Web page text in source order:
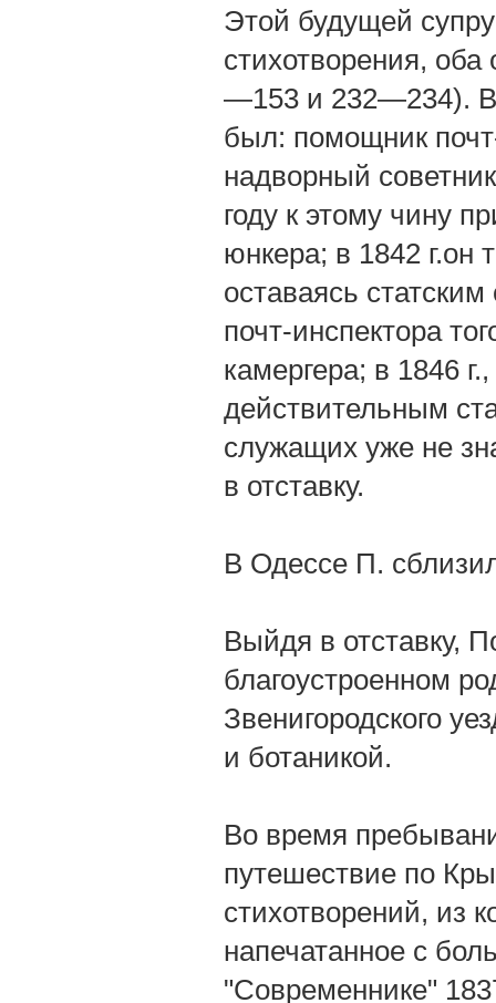
Этой будущей
стихотворения, оба
—153 и 232—234). В
был: помощник почт-
надворный
году к этому чину
юнкера; в 1842 г.он
оставаясь
почт-инспектора
камергера; в 1846
действительным
служащих уже не
в отставку.
В Одессе П.
Выйдя в отставку,
благоустроенном
Звенигородского
и ботаникой.
Во время
путешествие по
стихотворений, из
напечатанное с
"Современнике"